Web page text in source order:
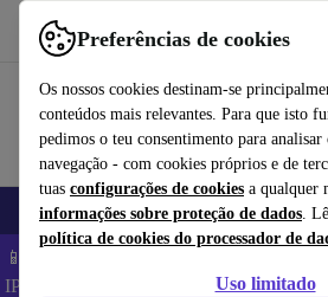
Preferências de cookies
Os nossos cookies destinam-se
conteúdos mais relevantes. Para que isto
pedimos o teu consentimento para
navegação - com cookies próprios e de
tuas configurações de cookies a qualquer
informações sobre proteção de dados.
política de cookies do processador de
Uso limitado
Use o refurbed de forma rápida e fácil
Telemóveis Computadores Portáteis
📱 Poupa 5% EXTRA em todos os
IPHONEDEAL –